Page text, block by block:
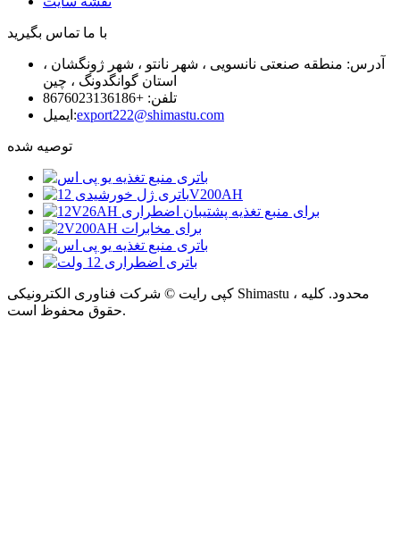
با ما تماس بگیرید
آدرس: منطقه صنعتی نانسویی ، شهر نانتو ، شهر ژونگشان ،
استان گوانگدونگ ، چین
تلفن: +8676023136186
ایمیل:export222@shimastu.com
توصیه شده
کپی رایت © شرکت فناوری الکترونیکی Shimastu ، محدود. کلیه
حقوق محفوظ است.